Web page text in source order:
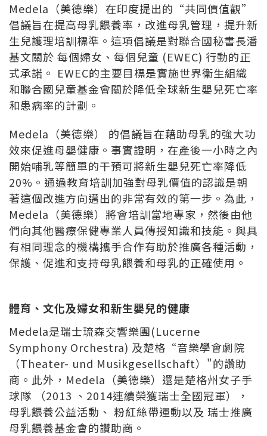
Medela（美德樂）在印度提出的“共同價值觀”
倡議旨在提高母乳餵養率，改進母乳管理，提升新
生兒護理培訓標準。這項倡議是對聯合國秘書長潘
基文關於 每個婦女、每個兒童 (EWEC) 行動的正
式承諾。 EWEC的主要目標是實施世界衛生組織
和聯合國兒童基金會關於降低全球新生嬰兒死亡率
和患病率的計劃。
Medela（美德樂） 的倡議旨在藉助母乳的強大功
效來促進母嬰健康。事實證明，在產後一小時之內
開始哺乳等簡單的干預可將新生嬰兒死亡率降低
20%。通過教育培訓加強對母乳價值的認識是朝
著這個改進方向邁出的非常有效的第一步。為此，
Medela（美德樂）將會培訓當地專家，然後由他
們向其他醫療保健專業人員傳授知識和技能。與具
有相同理念的機構攜手合作有助於推廣各種活動，
保護、促進和支持母乳餵養和母乳的正確使用。
體育、文化及婦女和新生嬰兒的健康
Medela是瑞士琉森交響樂團(Lucerne
Symphony Orchestra) 及楚格“音樂學會劇院
（Theater- und Musikgesellschaft）"的讚助
商。此外，Medela（美德樂）還是楚格州女子手
球隊 （2013 、2014連續榮獲瑞士全國冠軍），
母乳餵養公益活動、 粉紅絲帶運動以及 瑞士推廣
母乳餵養基金會的讚助商。